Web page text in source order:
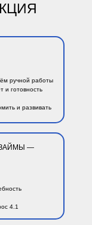
—
4.1
ручной работы
и готовность
и развивать